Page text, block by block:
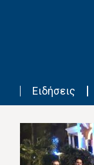
Ειδήσεις